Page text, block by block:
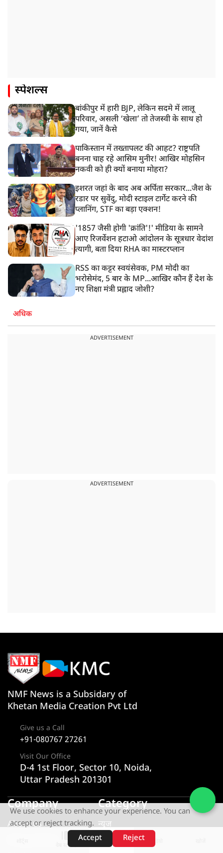
स्पेशल्स
बांकीपुर में हारी BJP, लेकिन सदमे में लालू
परिवार, असली ‘खेला’ तो तेजस्वी के साथ हो
गया, जानें कैसे
पाकिस्तान में तख्तापलट की आहट? राष्ट्रपति
बनना चाह रहे आसिम मुनीर! आखिर मोहसिन
नकवी को ही क्यों बनाया मोहरा?
इशरत जहां के बाद अब अर्पिता सरकार...जैश के
रडार पर सुवेंदु, मोदी स्टाइल टार्गेट करने की
प्लानिंग, STF का बड़ा एक्शन!
'1857 जैसी होगी 'क्रांति'!' मीडिया के सामने
आए रिजर्वेशन हटाओ आंदोलन के सूत्रधार वेदांश
त्यागी, बता दिया RHA का मास्टरप्लान
RSS का कट्टर स्वयंसेवक, PM मोदी का
भरोसेमंद, 5 बार के MP...आखिर कौन हैं देश के
नए शिक्षा मंत्री प्रह्लाद जोशी?
अधिक
ADVERTISEMENT
ADVERTISEMENT
वेब स्टोरीज़
NMF News is a Subsidary of
Khetan Media Creation Pvt Ltd
Give us a Call
+91-080767 27261
Visit Our Office
D-4 1st Floor, Sector 10, Noida,
Uttar Pradesh 201301
Company
About us
Category
न्यूज
राज्य
We use cookies to enhance your experience. You can
accept or reject tracking.
Accept
Reject